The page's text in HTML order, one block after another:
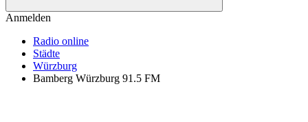
Anmelden
Radio online
Städte
Würzburg
Bamberg Würzburg 91.5 FM